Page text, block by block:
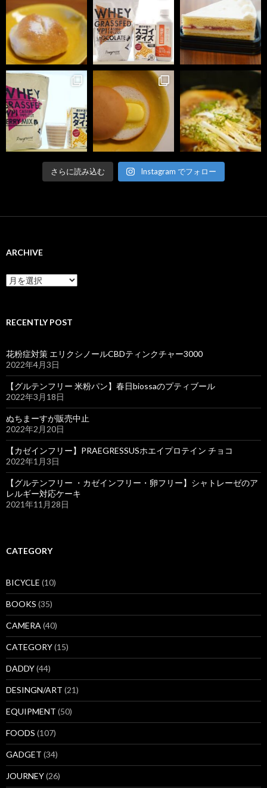
さらに読み込む Instagram でフォロー
ARCHIVE
ARCHIVE
RECENTLY POST
花粉症対策 エリクシノールCBDティンクチャー3000
2022年4月3日
【グルテンフリー 米粉パン】春日biossaのプティブール
2022年3月18日
ぬちまーすが販売中止
2022年2月20日
【カゼインフリー】PRAEGRESSUSホエイプロテイン チョコ
2022年1月3日
【グルテンフリー ・カゼインフリー・卵フリー】シャトレーゼのア
レルギー対応ケーキ
2021年11月28日
CATEGORY
BICYCLE (10)
BOOKS (35)
CAMERA(40)
CATEGORY(15)
DADDY(44)
DESINGN/ART (21)
EQUIPMENT (50)
FOODS (107)
GADGET (34)
JOURNEY(26)